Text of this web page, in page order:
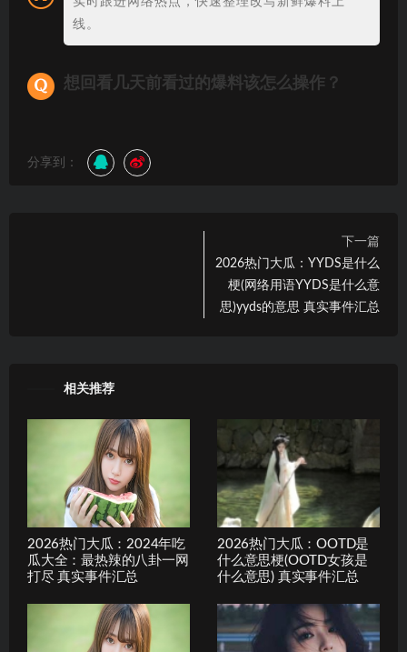
线。
想回看几天前看过的爆料该怎么操作？
分享到：
下一篇
2026热门大瓜：YYDS是什么
梗(网络用语YYDS是什么意
思)yyds的意思 真实事件汇总
相关推荐
2026热门大瓜：2024年吃
瓜大全：最热辣的八卦一网
打尽 真实事件汇总
2026热门大瓜：OOTD是
什么意思梗(OOTD女孩是
什么意思) 真实事件汇总